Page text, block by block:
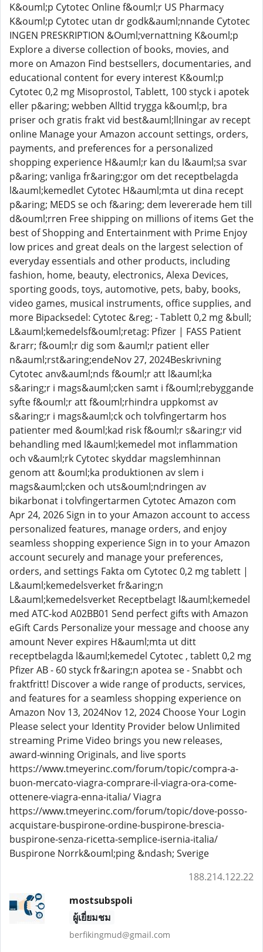
K&ouml;p Cytotec Online f&ouml;r US Pharmacy
K&ouml;p Cytotec utan dr godk&auml;nnande Cytotec
INGEN PRESKRIPTION &Ouml;vernattning K&ouml;p
Explore a diverse collection of books, movies, and
more on Amazon Find bestsellers, documentaries, and
educational content for every interest K&ouml;p
Cytotec 0,2 mg Misoprostol, Tablett, 100 styck i apotek
eller p&aring; webben Alltid trygga k&ouml;p, bra
priser och gratis frakt vid best&auml;llningar av recept
online Manage your Amazon account settings, orders,
payments, and preferences for a personalized
shopping experience H&auml;r kan du l&auml;sa svar
p&aring; vanliga fr&aring;gor om det receptbelagda
l&auml;kemedlet Cytotec H&auml;mta ut dina recept
p&aring; MEDS se och f&aring; dem levererade hem till
d&ouml;rren Free shipping on millions of items Get the
best of Shopping and Entertainment with Prime Enjoy
low prices and great deals on the largest selection of
everyday essentials and other products, including
fashion, home, beauty, electronics, Alexa Devices,
sporting goods, toys, automotive, pets, baby, books,
video games, musical instruments, office supplies, and
more Bipacksedel: Cytotec &reg; - Tablett 0,2 mg &bull;
L&auml;kemedelsf&ouml;retag: Pfizer | FASS Patient
&rarr; f&ouml;r dig som &auml;r patient eller
n&auml;rst&aring;endeNov 27, 2024Beskrivning
Cytotec anv&auml;nds f&ouml;r att l&auml;ka
s&aring;r i mags&auml;cken samt i f&ouml;rebyggande
syfte f&ouml;r att f&ouml;rhindra uppkomst av
s&aring;r i mags&auml;ck och tolvfingertarm hos
patienter med &ouml;kad risk f&ouml;r s&aring;r vid
behandling med l&auml;kemedel mot inflammation
och v&auml;rk Cytotec skyddar magslemhinnan
genom att &ouml;ka produktionen av slem i
mags&auml;cken och uts&ouml;ndringen av
bikarbonat i tolvfingertarmen Cytotec Amazon com
Apr 24, 2026 Sign in to your Amazon account to access
personalized features, manage orders, and enjoy
seamless shopping experience Sign in to your Amazon
account securely and manage your preferences,
orders, and settings Fakta om Cytotec 0,2 mg tablett |
L&auml;kemedelsverket fr&aring;n
L&auml;kemedelsverket Receptbelagt l&auml;kemedel
med ATC-kod A02BB01 Send perfect gifts with Amazon
eGift Cards Personalize your message and choose any
amount Never expires H&auml;mta ut ditt
receptbelagda l&auml;kemedel Cytotec , tablett 0,2 mg
Pfizer AB - 60 styck fr&aring;n apotea se - Snabbt och
fraktfritt! Discover a wide range of products, services,
and features for a seamless shopping experience on
Amazon Nov 13, 2024Nov 12, 2024 Choose Your Login
Please select your Identity Provider below Unlimited
streaming Prime Video brings you new releases,
award-winning Originals, and live sports
https://www.tmeyerinc.com/forum/topic/compra-a-
buon-mercato-viagra-comprare-il-viagra-ora-come-
ottenere-viagra-enna-italia/ Viagra
https://www.tmeyerinc.com/forum/topic/dove-posso-
acquistare-buspirone-ordine-buspirone-brescia-
buspirone-senza-ricetta-semplice-isernia-italia/
Buspirone Norrk&ouml;ping &ndash; Sverige
188.214.122.22
mostsubspoli
ผู้เยี่ยมชม
berfikingmud@gmail.com